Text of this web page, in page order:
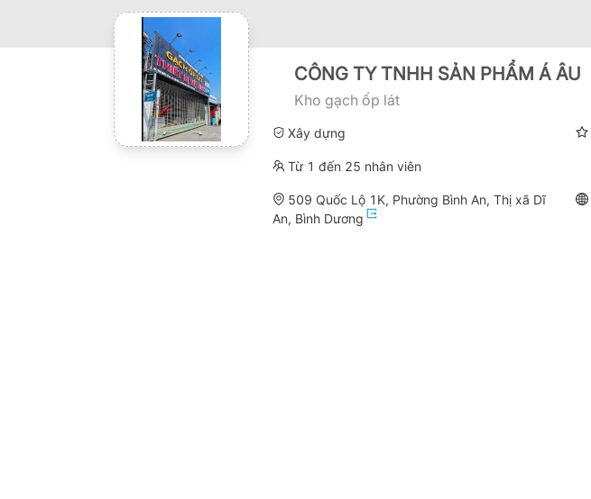
CÔNG TY TNHH SẢN PHẨM Á ÂU
Kho gạch ốp lát
Xây dựng
Từ 1 đến 25 nhân viên
509 Quốc Lộ 1K, Phường Bình An, Thị xã Dĩ
An, Bình Dương